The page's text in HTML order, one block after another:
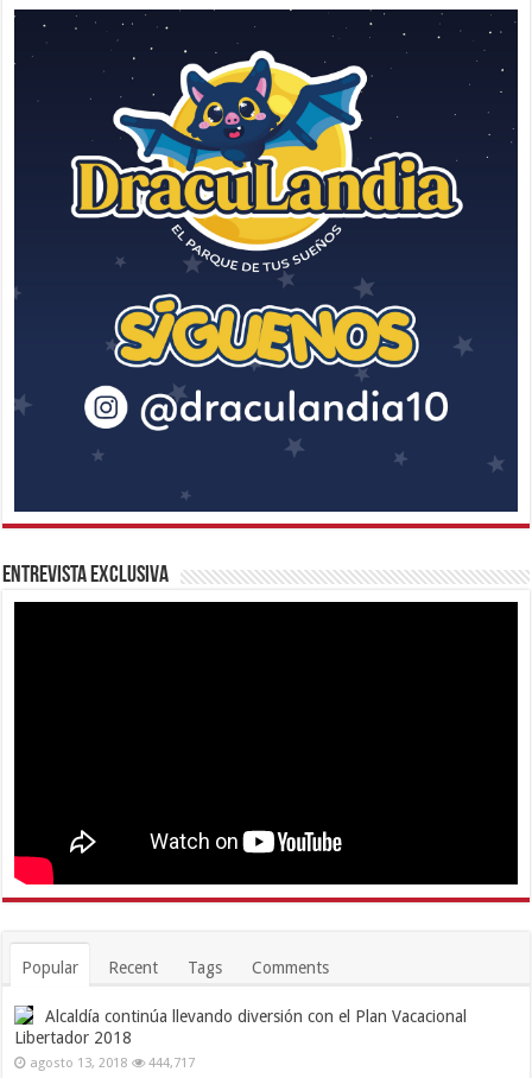
Entrevista Exclusiva
Popular Recent Tags Comments
Alcaldía continúa llevando diversión con el Plan Vacacional
Libertador 2018
agosto 13, 2018 444,717